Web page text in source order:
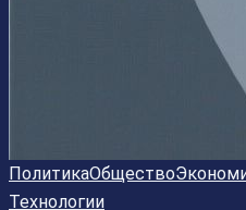
ПолитикаОбщество
Технологии